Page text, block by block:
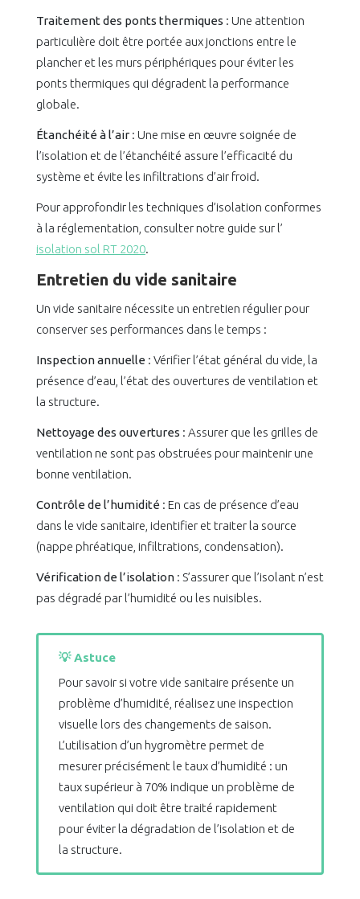
Traitement des ponts thermiques : Une attention
particulière doit être portée aux jonctions entre le
plancher et les murs périphériques pour éviter les
ponts thermiques qui dégradent la performance
globale.
Étanchéité à l’air : Une mise en œuvre soignée de
l’isolation et de l’étanchéité assure l’efficacité du
système et évite les infiltrations d’air froid.
Pour approfondir les techniques d’isolation conformes
à la réglementation, consulter notre guide sur l’
isolation sol RT 2020.
Entretien du vide sanitaire
Un vide sanitaire nécessite un entretien régulier pour
conserver ses performances dans le temps :
Inspection annuelle : Vérifier l’état général du vide, la
présence d’eau, l’état des ouvertures de ventilation et
la structure.
Nettoyage des ouvertures : Assurer que les grilles de
ventilation ne sont pas obstruées pour maintenir une
bonne ventilation.
Contrôle de l’humidité : En cas de présence d’eau
dans le vide sanitaire, identifier et traiter la source
(nappe phréatique, infiltrations, condensation).
Vérification de l’isolation : S’assurer que l’isolant n’est
pas dégradé par l’humidité ou les nuisibles.
💡 Astuce
Pour savoir si votre vide sanitaire présente un
problème d’humidité, réalisez une inspection
visuelle lors des changements de saison.
L’utilisation d’un hygromètre permet de
mesurer précisément le taux d’humidité : un
taux supérieur à 70% indique un problème de
ventilation qui doit être traité rapidement
pour éviter la dégradation de l’isolation et de
la structure.